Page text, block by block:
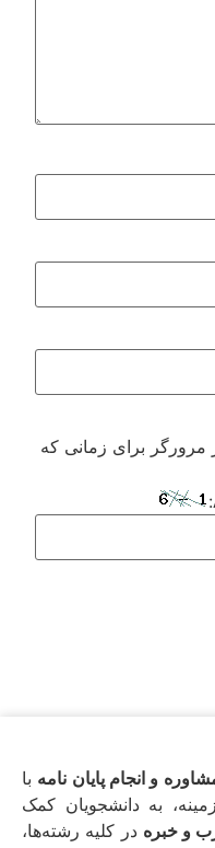
مرورگر برای زمانی که
و انجام پایان نامه با
به دانشجویان کمک
و خبره در کلیه رشته‌ها،